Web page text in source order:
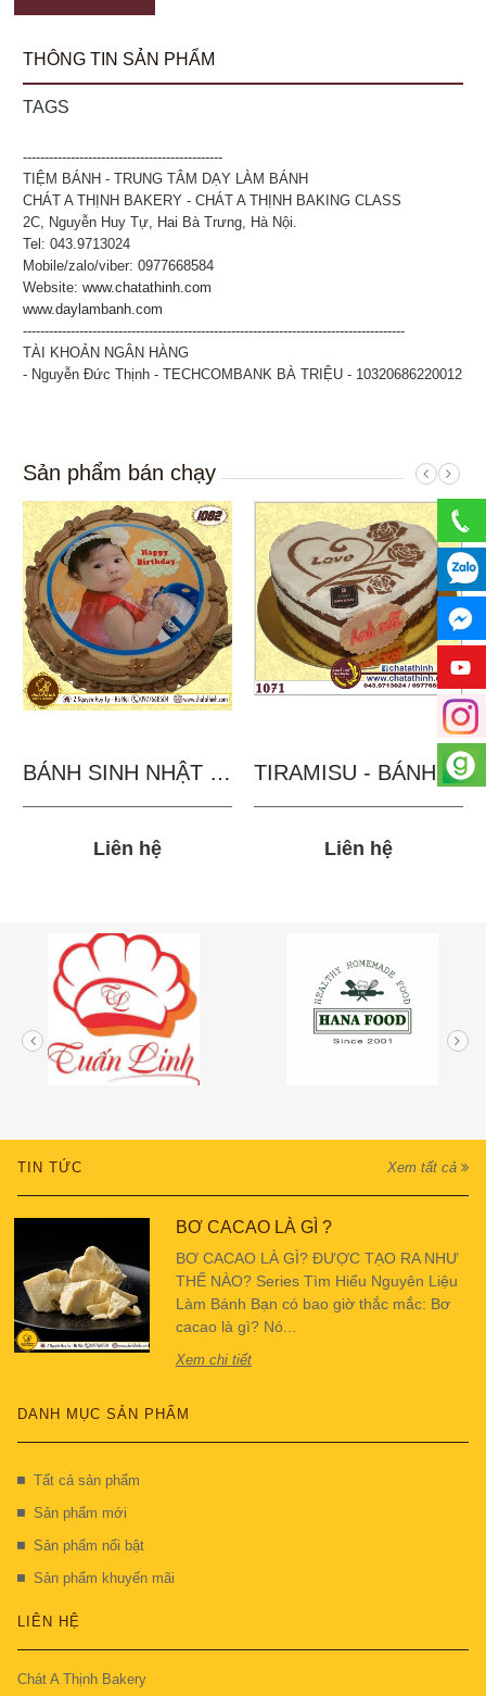
THÔNG TIN SẢN PHẨM
TAGS
----------------------------------------------
TIỆM BÁNH - TRUNG TÂM DẠY LÀM BÁNH
CHÁT A THỊNH BAKERY - CHÁT A THỊNH BAKING CLASS
2C, Nguyễn Huy Tự, Hai Bà Trưng, Hà Nội.
Tel: 043.9713024
Mobile/zalo/viber: 0977668584
Website:www.chatathinh.com
www.daylambanh.com
----------------------------------------------------------------------------------------
TÀI KHOẢN NGÂN HÀNG
- Nguyễn Đức Thịnh - TECHCOMBANK BÀ TRIỆU - 10320686220012
Sản phẩm bán chạy
BÁNH SINH NHẬT IN...
Liên hệ
TIRAMISU - BÁNH TẶNG...
Liên hệ
TIN TỨC Xem tất cả
BƠ CACAO LÀ GÌ ?
BƠ CACAO LÀ GÌ? ĐƯỢC TẠO RA NHƯ
THẾ NÀO? Series Tìm Hiểu Nguyên Liệu
Làm Bánh Bạn có bao giờ thắc mắc: Bơ
cacao là gì? Nó...
Xem chi tiết
DANH MỤC SẢN PHẨM
Tất cả sản phẩm
Sản phẩm mới
Sản phẩm nổi bật
Sản phẩm khuyến mãi
LIÊN HỆ
Chát A Thịnh Bakery